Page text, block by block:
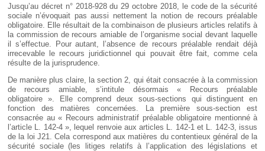
Jusqu’au décret n° 2018-928 du 29 octobre 2018, le code de la sécurité
sociale n’évoquait pas aussi nettement la notion de recours préalable
obligatoire. Elle résultait de la combinaison de plusieurs articles relatifs à
la commission de recours amiable de l’organisme social devant laquelle
il s’effectue. Pour autant, l’absence de recours préalable rendait déjà
irrecevable le recours juridictionnel qui pouvait être fait, comme cela
résulte de la jurisprudence.
De manière plus claire, la section 2, qui était consacrée à la commission
de recours amiable, s’intitule désormais « Recours préalable
obligatoire ». Elle comprend deux sous-sections qui distinguent en
fonction des matières concernées. La première sous-section est
consacrée au « Recours administratif préalable obligatoire mentionné à
l’article L. 142-4 », lequel renvoie aux articles L. 142-1 et L. 142-3, issus
de la loi J21. Cela correspond aux matières du contentieux général de la
sécurité sociale (les litiges relatifs à l’application des législations et